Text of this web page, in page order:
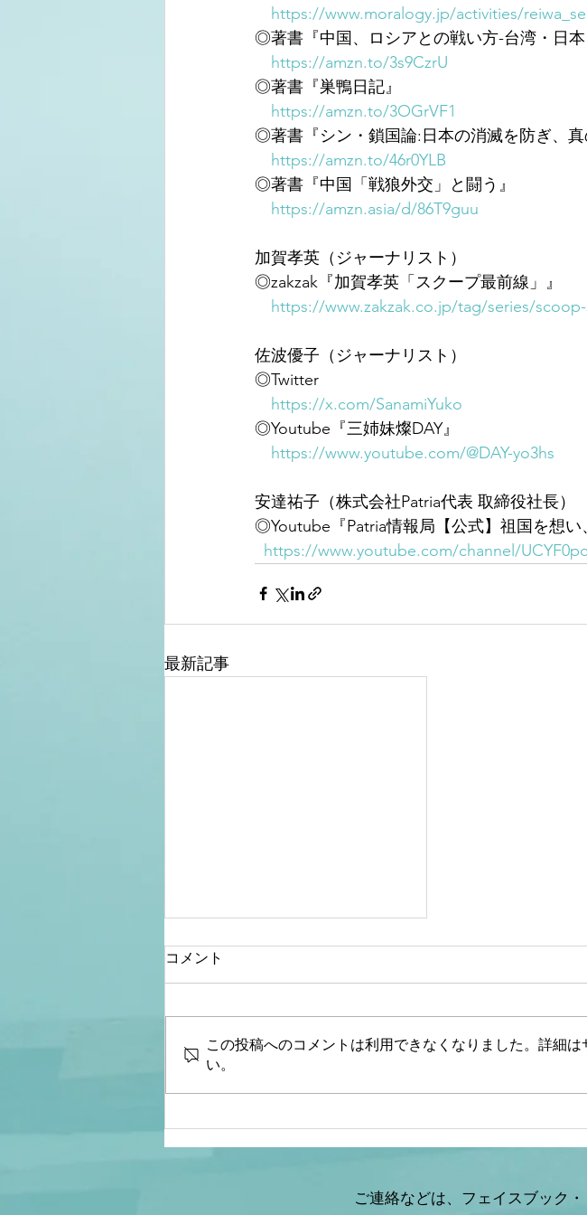
https://www.moralogy.jp/activities/
◎著書『中国、ロシアとの戦い方-台湾・日
https://amzn.to/3s9CzrU
◎著書『巣鴨日記』
https://amzn.to/3OGrVF1
◎著書『シン・鎖国論:日本の消滅を防ぎ、真
https://amzn.to/46r0YLB
◎著書『中国「戦狼外交」と闘う』
https://amzn.asia/d/86T9guu
加賀孝英（ジャーナリスト）
◎zakzak『加賀孝英「スクープ最前線」』
https://www.zakzak.co.jp/tag/series/scoop-
佐波優子（ジャーナリスト）
◎Twitter
https://x.com/SanamiYuko
◎Youtube『三姉妹燦DAY』
https://www.youtube.com/@DAY-yo3hs
安達祐子（株式会社Patria代表 取締役社長）
◎Youtube『Patria情報局【公式】祖国を想い
https://www.youtube.com/channel/
最新記事
【文】【リアルマトリック
コメント
この投稿へのコメントは利用できなくなりました。詳細
い。
ご連絡などは、フェイスブック